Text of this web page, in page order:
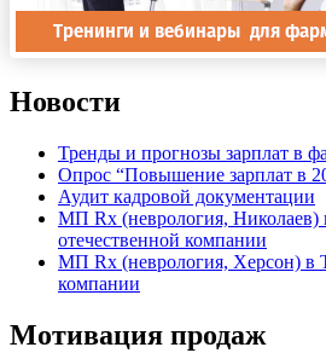
Новости
Тренды и прогнозы зарплат в
Опрос “Повышение зарплат в
Аудит кадровой документации
МП Rx (неврология,
отечественной компании
МП Rx (неврология, Херсон) в
компании
Мотивация продаж